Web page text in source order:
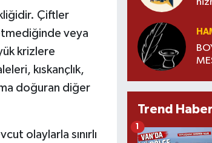
Çiftler
veya
krizlere
kıskançlık,
doğuran diğer
olaylarla sınırlı
Trend
1